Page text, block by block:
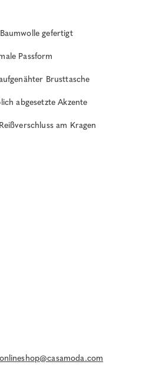
gefertigt
Passform
Brusttasche
abgesetzte Akzente
am Kragen
onlineshop@casamoda.com